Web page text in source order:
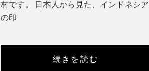
村です。 日本人から見た、インドネシア
の印
続きを読む